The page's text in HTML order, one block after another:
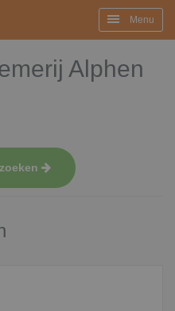
Menu
Alphen